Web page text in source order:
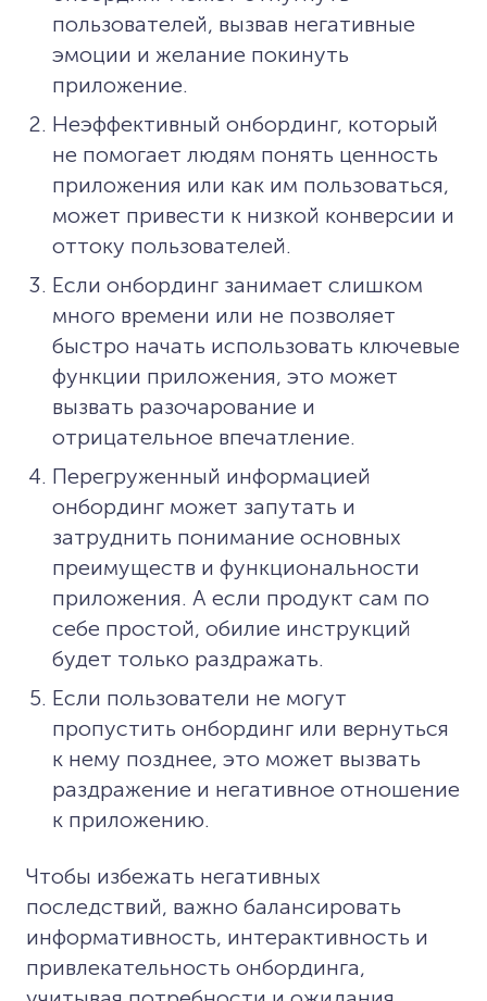
пользователей, вызвав негативные
эмоции и желание покинуть
приложение.
Неэффективный онбординг, который
не помогает людям понять ценность
приложения или как им пользоваться,
может привести к низкой конверсии и
оттоку пользователей.
Если онбординг занимает слишком
много времени или не позволяет
быстро начать использовать ключевые
функции приложения, это может
вызвать разочарование и
отрицательное впечатление.
Перегруженный информацией
онбординг может запутать и
затруднить понимание основных
преимуществ и функциональности
приложения. А если продукт сам по
себе простой, обилие инструкций
будет только раздражать.
Если пользователи не могут
пропустить онбординг или вернуться
к нему позднее, это может вызвать
раздражение и негативное отношение
к приложению.
Чтобы избежать негативных
последствий, важно балансировать
информативность, интерактивность и
привлекательность онбординга,